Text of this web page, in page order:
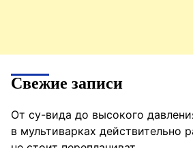
Свежие записи
От су-вида до высокого
в мультиварках действительно